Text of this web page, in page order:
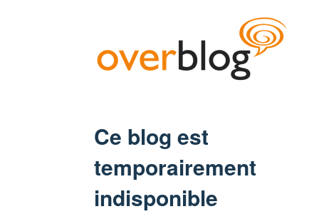
Ce blog est
temporairement
indisponible